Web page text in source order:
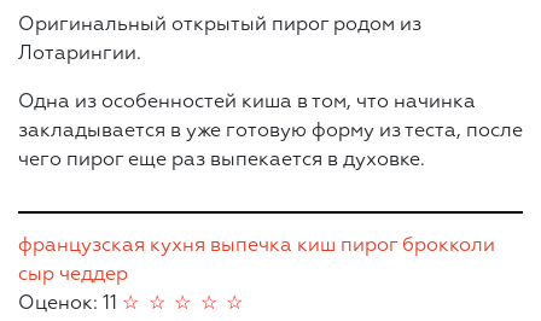
Оригинальный открытый пирог родом из
Лотарингии.
Одна из особенностей киша в том, что начинка
закладывается в уже готовую форму из теста, после
чего пирог еще раз выпекается в духовке.
французская кухня выпечка киш пирог брокколи
сыр чеддер
Оценок: 11
☆
☆
☆
☆
☆